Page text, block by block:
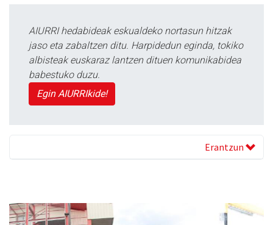
AIURRI hedabideak eskualdeko nortasun hitzak
jaso eta zabaltzen ditu. Harpidedun eginda, tokiko
albisteak euskaraz lantzen dituen komunikabidea
babestuko duzu.
Egin AIURRIkide!
Erantzun